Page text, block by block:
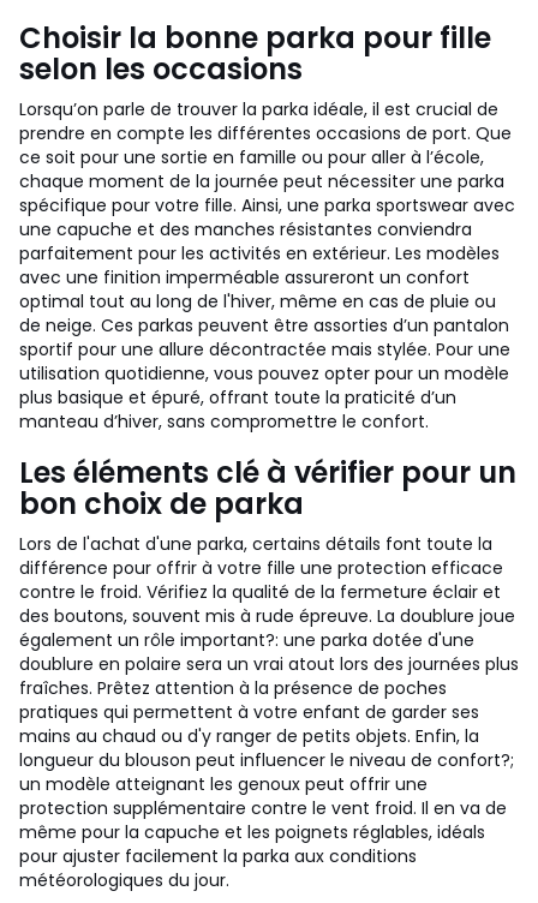
Choisir la bonne parka pour fille
selon les occasions
Lorsqu’on parle de trouver la parka idéale, il est crucial de
prendre en compte les différentes occasions de port. Que
ce soit pour une sortie en famille ou pour aller à l’école,
chaque moment de la journée peut nécessiter une parka
spécifique pour votre fille. Ainsi, une parka sportswear avec
une capuche et des manches résistantes conviendra
parfaitement pour les activités en extérieur. Les modèles
avec une finition imperméable assureront un confort
optimal tout au long de l'hiver, même en cas de pluie ou
de neige. Ces parkas peuvent être assorties d’un pantalon
sportif pour une allure décontractée mais stylée. Pour une
utilisation quotidienne, vous pouvez opter pour un modèle
plus basique et épuré, offrant toute la praticité d’un
manteau d’hiver, sans compromettre le confort.
Les éléments clé à vérifier pour un
bon choix de parka
Lors de l'achat d'une parka, certains détails font toute la
différence pour offrir à votre fille une protection efficace
contre le froid. Vérifiez la qualité de la fermeture éclair et
des boutons, souvent mis à rude épreuve. La doublure joue
également un rôle important?: une parka dotée d'une
doublure en polaire sera un vrai atout lors des journées plus
fraîches. Prêtez attention à la présence de poches
pratiques qui permettent à votre enfant de garder ses
mains au chaud ou d'y ranger de petits objets. Enfin, la
longueur du blouson peut influencer le niveau de confort?;
un modèle atteignant les genoux peut offrir une
protection supplémentaire contre le vent froid. Il en va de
même pour la capuche et les poignets réglables, idéals
pour ajuster facilement la parka aux conditions
météorologiques du jour.